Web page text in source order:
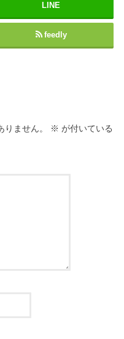
LINE
feedly
ません。 ※ が付いている